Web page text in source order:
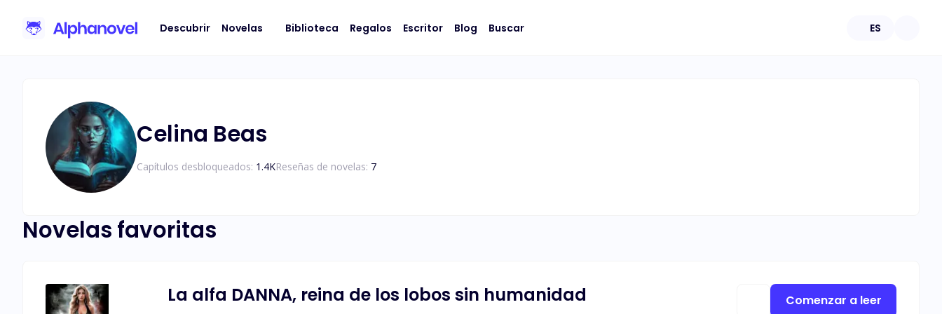
Descubrir Novelas Biblioteca Regalos Escritor Blog Buscar ES
Celina Beas
Capítulos desbloqueados: 1.4KReseñas de novelas: 7
Novelas favoritas
La alfa DANNA, reina de los lobos sin humanidad Comenzar a leer